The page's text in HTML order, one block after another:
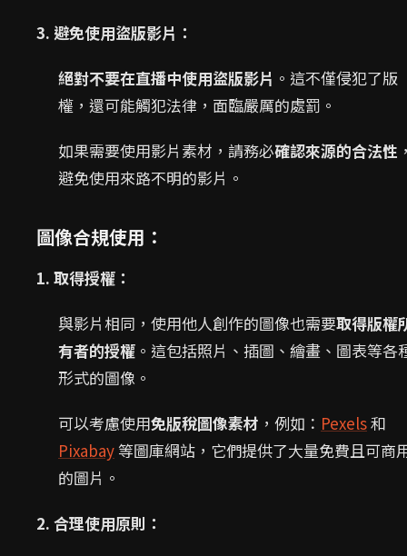
3. 避免使用盜版影片：
絕對不要在直播中使用盜版影片 。這不僅侵犯了版
權，還可能觸犯法律，面臨嚴厲的處罰。
如果需要使用影片素材，請務必確認來源的合法性
避免使用來路不明的影片。
圖像合規使用：
1. 取得授權：
與影片相同，使用他人創作的圖像也需要取得版權
有者的授權 。這包括照片、插圖、繪畫、圖表等各
形式的圖像。
可以考慮使用免版稅圖像素材 ，例如： Pexels和
Pixabay 等圖庫網站，它們提供了大量免費且可商
的圖片。
2. 合理使用原則：